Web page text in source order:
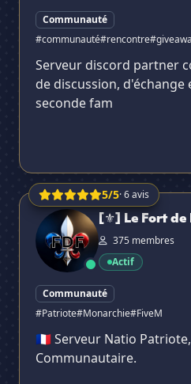
Communauté
#communauté#rencontre
Serveur discord partner
de discussion,
seconde fam
5/5· 6 avis
[⚜] Le Fort de France
[⚜] Le Fort de
375 membres
Actif
Communauté
#Patriote#Monarchie#FiveM
🇫🇷 Serveur Natio
Communautaire.